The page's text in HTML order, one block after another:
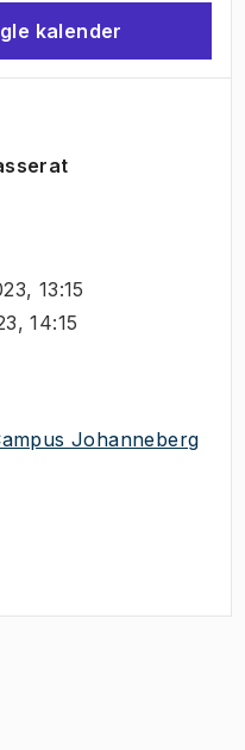
kalender
13:15
14:15
Johanneberg(